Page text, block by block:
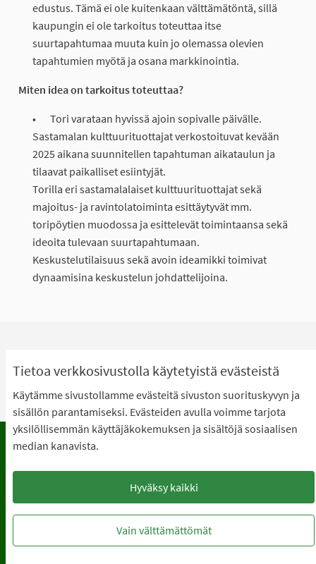
Tietoa verkkosivustolla käytetyistä evästeistä
Käytämme sivustollamme evästeitä sivuston suorituskyvyn ja
sisällön parantamiseksi. Evästeiden avulla voimme tarjota
yksilöllisemmän käyttäjäkokemuksen ja sisältöjä sosiaalisen
median kanavista.
Hyväksy kaikki
Vain välttämättömät
edustus. Tämä ei ole kuitenkaan välttämätöntä, sillä
kaupungin ei ole tarkoitus toteuttaa itse
suurtapahtumaa muuta kuin jo olemassa olevien
tapahtumien myötä ja osana markkinointia.
Miten idea on tarkoitus toteuttaa?
Tori varataan hyvissä ajoin sopivalle päivälle.
Sastamalan kulttuurituottajat verkostoituvat kevään
2025 aikana suunnitellen tapahtuman aikataulun ja
tilaavat paikalliset esiintyjät.
Torilla eri sastamalalaiset kulttuurituottajat sekä
majoitus- ja ravintolatoiminta esittäytyvät mm.
toripöytien muodossa ja esittelevät toimintaansa sekä
ideoita tulevaan suurtapahtumaan.
Keskustelutilaisuus sekä avoin ideamikki toimivat
dynaamisina keskustelun johdattelijoina.
0 KOMMENTTIA Järjestä tulokset: Vanhimmat
Saavutettavuus
Lataa avoimet datatiedostot
Evästeasetukset
Verkkosivusto luotuvapaan ohjelmiston